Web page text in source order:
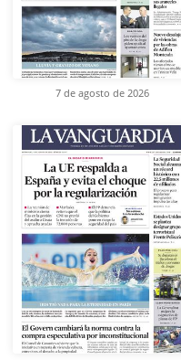
7 de agosto de 2026